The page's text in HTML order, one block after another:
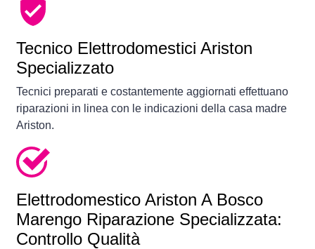
Tecnico Elettrodomestici Ariston
Specializzato
Tecnici preparati e costantemente aggiornati effettuano
riparazioni in linea con le indicazioni della casa madre
Ariston.
Elettrodomestico Ariston A Bosco
Marengo Riparazione Specializzata:
Controllo Qualità